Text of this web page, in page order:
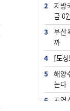
2
지방
금 0
3
부산
까
4
[도
5
해양
는다
6
지역